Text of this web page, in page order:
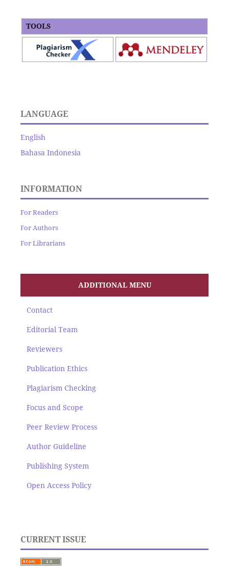
TOOLS
LANGUAGE
English
Bahasa Indonesia
INFORMATION
For Readers
For Authors
For Librarians
ADDITIONAL MENU
Contact
Editorial Team
Reviewers
Publication Ethics
Plagiarism Checking
Focus and Scope
Peer Review Process
Author Guideline
Publishing System
Open Access Policy
CURRENT ISSUE